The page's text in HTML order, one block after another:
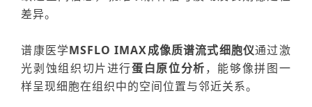
差异。
谱康医学MSFLO IMAX成像质谱流式细胞仪通过激
光剥蚀组织切片进行蛋白原位分析，能够像拼图一
样呈现细胞在组织中的空间位置与邻近关系。